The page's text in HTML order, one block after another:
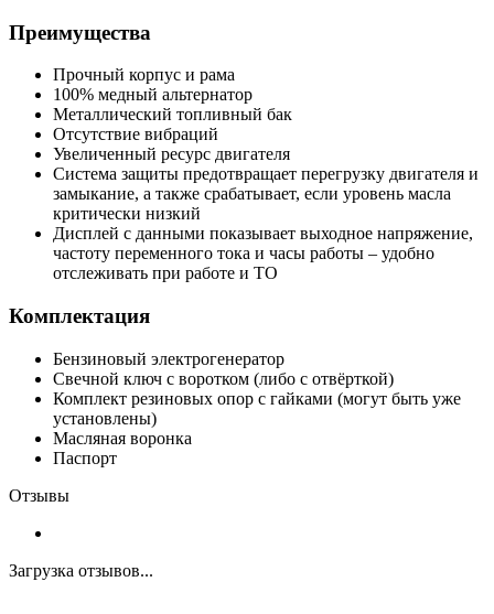
Преимущества
Прочный корпус и рама
100% медный альтернатор
Металлический топливный бак
Отсутствие вибраций
Увеличенный ресурс двигателя
Система защиты предотвращает перегрузку двигателя и
замыкание, а также срабатывает, если уровень масла
критически низкий
Дисплей с данными показывает выходное напряжение,
частоту переменного тока и часы работы – удобно
отслеживать при работе и ТО
Комплектация
Бензиновый электрогенератор
Свечной ключ с воротком (либо с отвёрткой)
Комплект резиновых опор с гайками (могут быть уже
установлены)
Масляная воронка
Паспорт
Отзывы
Загрузка отзывов...